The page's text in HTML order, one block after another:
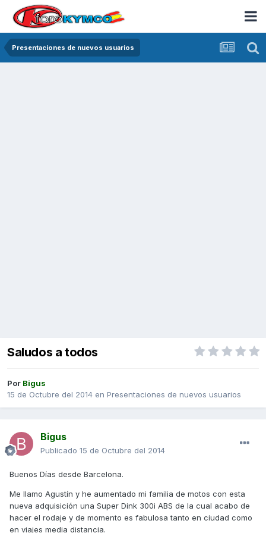
Presentaciones de nuevos usuarios
Saludos a todos
Por Bigus
15 de Octubre del 2014 en Presentaciones de nuevos usuarios
Bigus
Publicado 15 de Octubre del 2014
Buenos Días desde Barcelona.
Me llamo Agustín y he aumentado mi familia de motos con esta
nueva adquisición una Super Dink 300i ABS de la cual acabo de
hacer el rodaje y de momento es fabulosa tanto en ciudad como
en viajes media distancia.